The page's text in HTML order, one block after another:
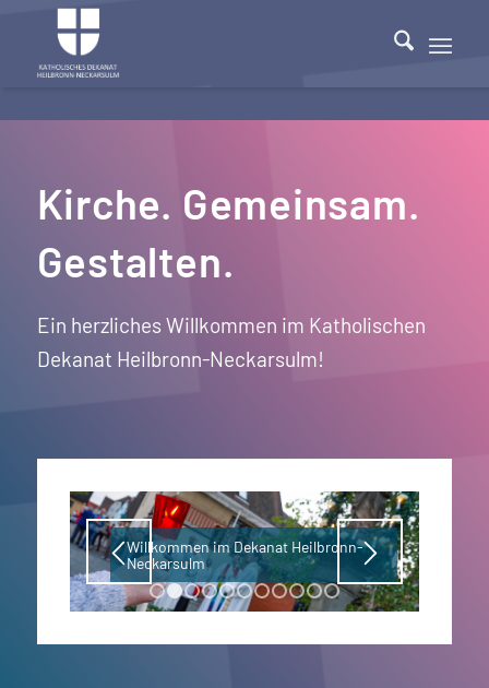
Kirche. Gemeinsam.
Gestalten.
Ein herzliches Willkommen im Katholischen
Dekanat Heilbronn-Neckarsulm!
Willkommen im Dekanat Heilbronn-
Neckarsulm
1 2 3 4 5 6 7 8 9